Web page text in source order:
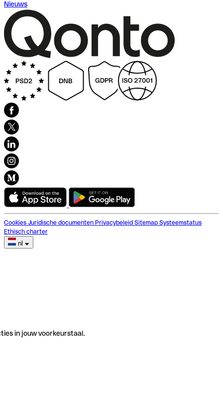
Nieuws
Cookies Juridische documenten Privacybeleid Sitemap Systeemstatus
Ethisch charter
nl
in jouw voorkeurstaal.